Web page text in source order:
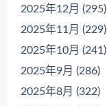
2025年12月 (295)
2025年11月 (229)
2025年10月 (241)
2025年9月 (286)
2025年8月 (322)